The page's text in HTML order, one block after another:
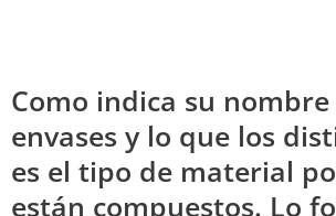
Como indica su nombre
envases y lo que los
es el tipo de material
están compuestos. Lo